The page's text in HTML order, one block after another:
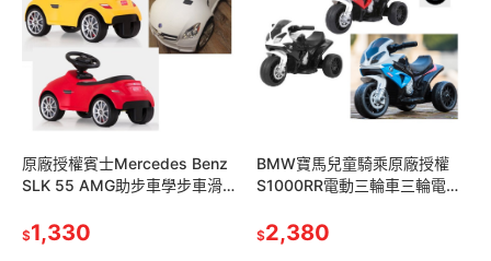
原廠授權賓士Mercedes Benz
SLK 55 AMG助步車學步車滑
妞車滑板車
$1,330
BMW寶馬兒童騎乘原廠授權
S1000RR電動三輪車三輪電動
電動機車電動摩托車黑色紅色
藍色
$2,380